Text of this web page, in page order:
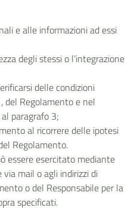
e alle informazioni ad essi
degli stessi o l’integrazione
delle condizioni
del Regolamento e nel
paragrafo 3;
al ricorrere delle ipotesi
Regolamento.
essere esercitato mediante
mail o agli indirizzi di
o del Responsabile per la
specificati.